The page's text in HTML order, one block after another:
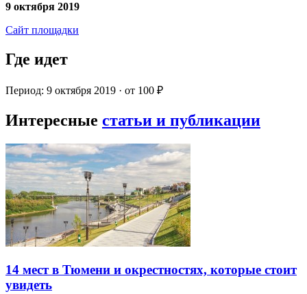
9 октября 2019
Сайт площадки
Где идет
Период: 9 октября 2019 · от 100 ₽
Интересные статьи и публикации
14 мест в Тюмени и окрестностях, которые стоит
увидеть